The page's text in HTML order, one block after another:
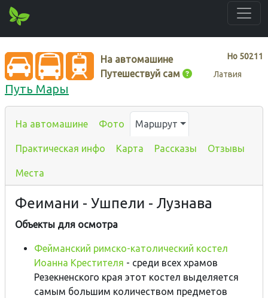
Нo 50211
На автомашине
Путешествуй сам
Латвия
Путь Мары
На автомашине Фото Маршрут
Практическая инфо Карта Рассказы Отзывы
Места
Феимани - Ушпели - Лузнава
Объекты для осмотра
Фейманский римско-католический костел
Иоанна Крестителя - cреди всех храмов
Резекненского края этот костел выделяется
самым большим количеством предметов